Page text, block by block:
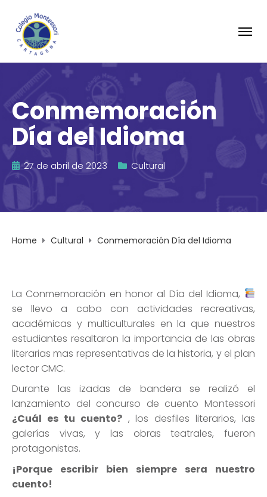
Conmemoración
Día del Idioma
27 de abril de 2023 Cultural
Home Cultural Conmemoración Día del Idioma
La Conmemoración en honor al Día del Idioma,
se llevo a cabo con actividades recreativas,
académicas y multiculturales en la que nuestros
estudiantes resaltaron la importancia de las obras
literarias mas representativas de la historia, y el plan
lector CMC.
Durante las izadas de bandera se realizó el
lanzamiento del concurso de cuento Montessori
¿Cuál es tu cuento?, los desfiles literarios, las
galerías vivas, y las obras teatrales, fueron
protagonistas.
¡Porque escribir bien siempre sera nuestro
cuento!